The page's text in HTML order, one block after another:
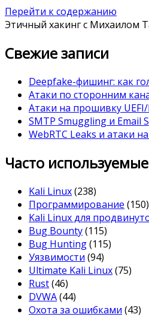
Перейти к содержанию
Этичный хакинг с Михаилом
Свежие записи
Deepfake-фишинг: как
Атаки по сторонним
Атаки на прошивку
SMTP Smuggling и Email
WebRTC Leaks и атаки
Часто
Kali Linux(238)
Программирование (150)
Kali Linux для
Bug Bounty(115)
Bug Hunting(115)
Уязвимости (94)
Ultimate Kali Linux(75)
Rust(46)
DVWA(44)
Охота за ошибками (43)